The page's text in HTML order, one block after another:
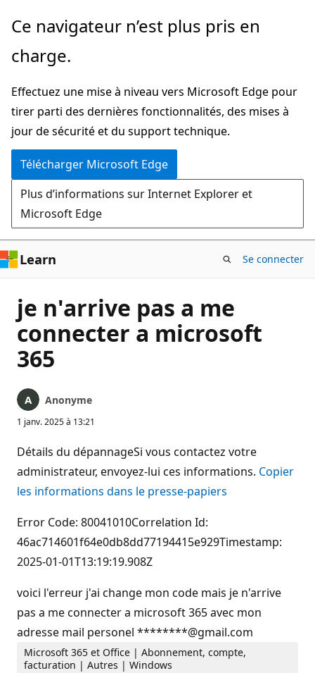
Passer
directement
au
principal
Ce navigateur n’est plus pris en
charge.
Effectuez une mise à niveau vers Microsoft Edge pour
tirer parti des dernières fonctionnalités, des mises à
jour de sécurité et du support technique.
Télécharger Microsoft Edge
Plus d’informations sur Internet Explorer et
Microsoft Edge
Learn Se connecter
je n'arrive pas a me
connecter a microsoft
365
Anonyme
1 janv. 2025 à 13:21
Détails du dépannageSi vous contactez votre
administrateur, envoyez-lui ces informations. Copier
les informations dans le presse-papiers
Error Code: 80041010Correlation Id:
46ac714601f64e0db8dd77194415e929Timestamp:
2025-01-01T13:19:19.908Z
voici l'erreur j'ai change mon code mais je n'arrive
pas a me connecter a microsoft 365 avec mon
adresse mail personel ********@gmail.com
Microsoft 365 et Office | Abonnement, compte,
facturation | Autres | Windows